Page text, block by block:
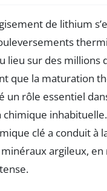
de lithium
lieu sur des millions
que la maturation
un rôle essentiel
clé a conduit à
argileux, en